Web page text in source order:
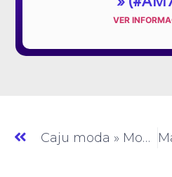
VER
Caju moda » Moda Feminina » GO » (#AM031)